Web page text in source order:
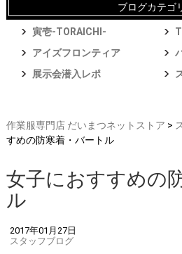
ブログカテゴ
寅壱-TORAICHI-
アイズフロンティア
展示会潜入レポ
作業服専門店 だいまつネットストア >
すめの防寒着・バートル
女子におすすめの
ル
2017年01月27日
スタッフブログ